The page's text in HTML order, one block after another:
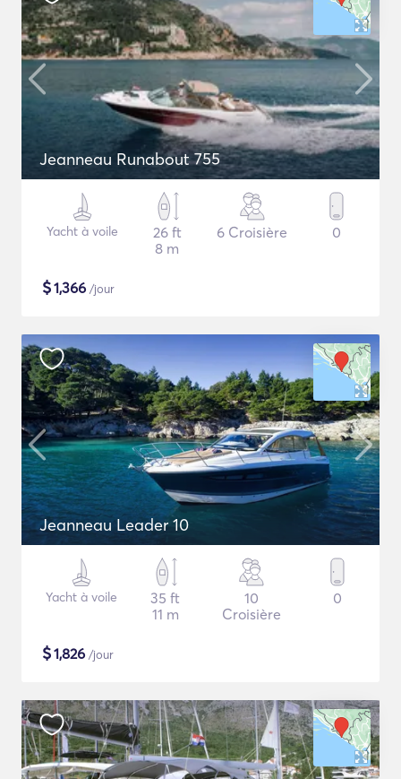
Jeanneau Runabout 755
Yacht à voile
26 ft
8 m
6 Croisière 0
$1,366 /jour
Jeanneau Leader 10
Yacht à voile
35 ft
11 m
10
Croisière
0
$1,826 /jour